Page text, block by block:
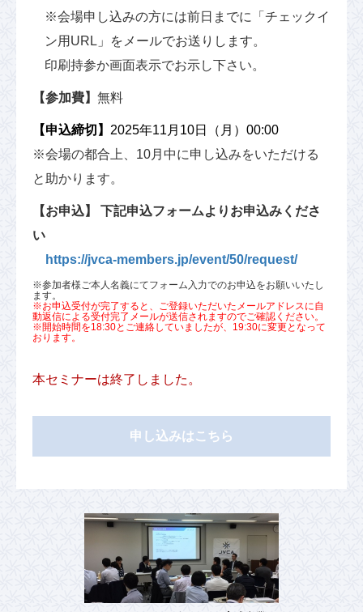
※会場申し込みの方には前日までに「チェックイ
ン用URL」をメールでお送りします。
印刷持参か画面表示でお示し下さい。
【参加費】 無料
【申込締切】 2025年11月10日（月）00:00
※会場の都合上、10月中に申し込みをいただける
と助かります。
【お申込】
下記申込フォームよりお申込みくださ
い
https://jvca-members.jp/event/50/request/
※参加者様ご本人名義にてフォーム入力でのお申込をお願いいたし
ます。
※お申込受付が完了すると、ご登録いただいたメールアドレスに自
動返信による受付完了メールが送信されますのでご確認ください。
※開始時間を18:30とご連絡していましたが、19:30に変更となって
おります。
本セミナーは終了しました。
申し込みはこちら